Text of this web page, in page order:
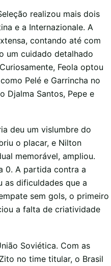
realizou mais dois
e a Internazionale. A
contando até com
um cuidado detalhado
Feola optou
Pelé e Garrincha no
Djalma Santos, Pepe e
deu um vislumbre do
o placar, e Nilton
memorável, ampliou.
0. A partida contra a
as dificuldades que a
sem gols, o primeiro
a falta de criatividade
Soviética. Com as
no time titular, o Brasil